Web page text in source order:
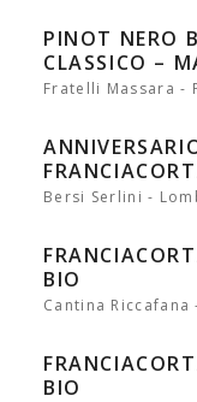
PINOT NERO
CLASSICO –
Fratelli Massara -
Bersi Serlini -
BIO
Cantina
BIO